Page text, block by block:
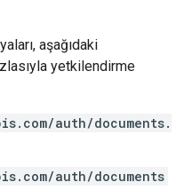
aşağıdaki
yetkilendirme
auth/documents.
auth/documents